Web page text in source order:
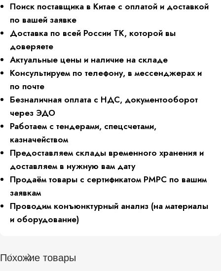
Поиск поставщика в Китае с оплатой и доставкой
по вашей заявке
Доставка по всей России ТК, которой вы
доверяете
Актуальные цены и наличие на складе
Консультируем по телефону, в мессенджерах и
по почте
Безналичная оплата с НДС, документооборот
через ЭДО
Работаем с тендерами, спецсчетами,
казначейством
Предоставляем склады временного хранения и
доставляем в нужную вам дату
Продаём товары с сертификатом РМРС по вашим
заявкам
Проводим конъюнктурный анализ (на материалы
и оборудование)
Похожие товары